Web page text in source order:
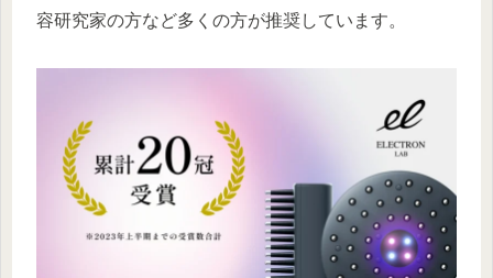
容研究家の方など多くの方が推奨しています。